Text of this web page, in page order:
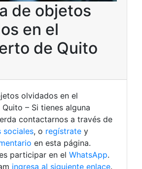
de objetos
en el
de Quito
olvidados en el
– Si tienes alguna
contactarnos a través de
sociales, o regístrate y
en esta página.
participar en el WhatsApp.
ingresa al siguiente enlace.